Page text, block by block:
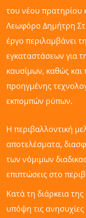
του νέου πρατηρίου
Λεωφόρο Δημήτρη
έργο περιλαμβάνει
εγκαταστάσεων για
καυσίμων, καθώς
προηγμένης
εκπομπών ρύπων.
Η περιβαλλοντική
αποτελέσματα,
των νόμιμων
επιπτώσεις στο
Κατά τη διάρκεια
υπόψη τις